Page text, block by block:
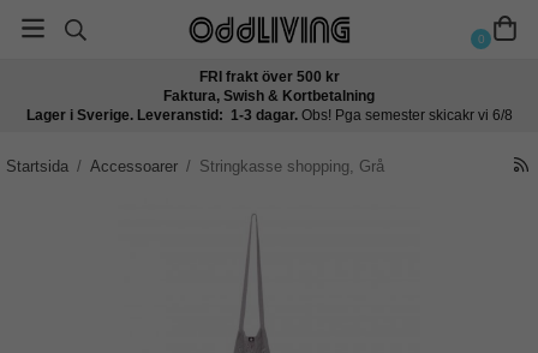
0
FRI frakt över 500 kr
Faktura, Swish & Kortbetalning
Lager i Sverige. Leveranstid: 1-3 dagar. Obs! Pga semester skicakr vi 6/8
Startsida / Accessoarer / Stringkasse shopping, Grå